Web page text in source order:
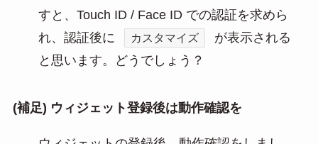
すと、Touch ID / Face ID での認証を求めら
れ、認証後に
カスタマイズ
が表示される
と思います。どうでしょう？
(補足) ウィジェット登録後は動作確認を